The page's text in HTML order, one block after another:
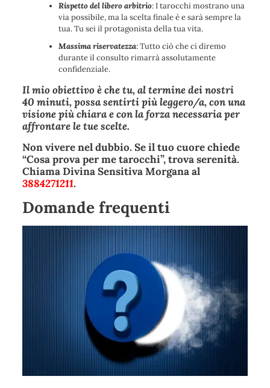
Rispetto del libero arbitrio: I tarocchi mostrano una
via possibile, ma la scelta finale è e sarà sempre la
tua. Tu sei il protagonista della tua vita.
Massima riservatezza: Tutto ciò che ci diremo
durante il consulto rimarrà assolutamente
confidenziale.
Il mio obiettivo è che tu, al termine dei nostri
40 minuti, possa sentirti più leggero/a, con una
visione più chiara e con la forza necessaria per
affrontare le tue scelte.
Non vivere nel dubbio. Se il tuo cuore chiede
“Cosa prova per me tarocchi”, trova serenità.
Chiama Divina Sensitiva Morgana al
3884271211.
Domande frequenti